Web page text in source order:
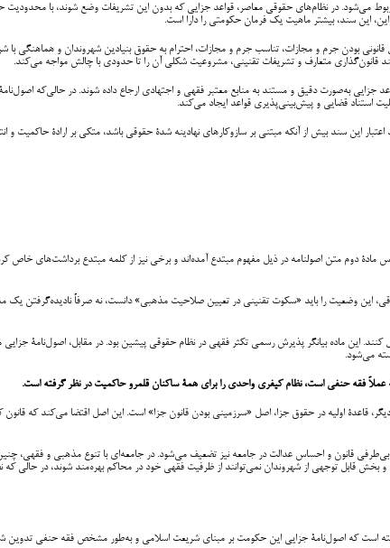
می‌شود. در نظام‌های حقوقی معاصر، قواعد جزایی که بدون این تشریفات وضع شوند، با محدودیت
این سند، بیشتر ماهیت یک فرمان حکومتی را دارا است.
بودن جرم و مجازات، تناسب جرم و مجازات، احترام به حقوق بنیادین شهروندان و هماهنگی
قانون‌گذاری متعارف و تشریفات تقنینی، مشروعیت شکلی آن را تا حدودی با چالش مواجه می‌کند.
به‌صورت دقیق و مستند به منابع معتبر فقهی و اجتهادی ارجاع داده شوند. در حالی‌که
استناد قضایی و پیش‌بینی‌پذیری قواعد ایجاد می‌کند.
این سند بیش از آنکه مبتنی بر سازوکارهای نهادینه شدۀ حقوقی باشد، متکی بر ارادۀ حاکمیت و
دوم متن اصولنامه در ذیل مفهوم مبتدع آمده‌اند و برخی نیز از کلمه مبتدع برداشت‌های خاص
این وضعیت را باید «سکوت تقنینی در تعیین صلاحیت مذهبی» دانست، نه صرفاً
اعمال کنند. این ماده بیانگر پذیرش رسمی تکثر فقهی در نظام حقوقی پیشین بود. در مقابل،
می‌شود.
فقه حنفی است، نظام کیفری واحدی را برای همۀ ساکنان قلمرو حاکمیت در نظر گرفته است.
اولیه در حقوق جزا، اصل «سرزمینی بودن قانون جزا» است. این اصل اقتضا می‌کند که
بی‌طرفی قانون و احساس عدالت در جامعه نیز تضعیف می‌شود. در جامعه‌ای با تنوع مذهبی و فقهی،
بخش قابل توجهی از شهروندان نمی‌توانند از ظرفیت فقهی خود در محاکم بهره‌مند شوند، در حالی
است که اصول‌نامۀ جزایی این حکومت بر مبنای شریعت اسلامی و به‌طور مشخص فقه حنفی تدوین